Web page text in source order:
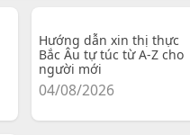
Hướng dẫn xin thị thực
Bắc Âu tự túc từ A-Z cho
người mới
04/08/2026